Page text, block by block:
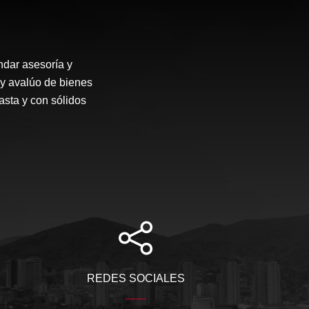
asesoría y
avalúo de bienes
y con sólidos
REDES SOCIALES